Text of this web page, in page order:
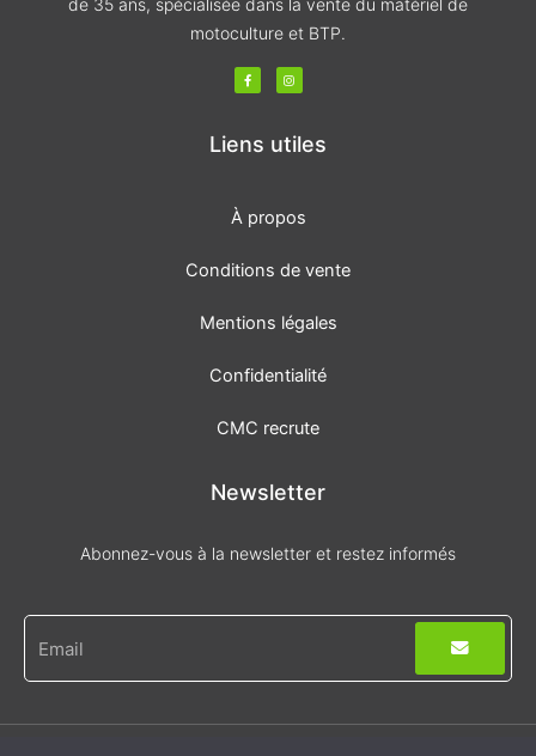
de 35 ans, spécialisée dans la vente du matériel de
motoculture et BTP.
F
a
c
o
k
I
n
s
r
a
Liens utiles
À propos
Conditions de vente
Mentions légales
Confidentialité
CMC recrute
Newsletter
Abonnez-vous à la newsletter et restez informés
mail
Envoyer